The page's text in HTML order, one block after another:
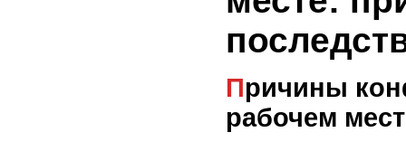
Причины конфликтов на
рабочем